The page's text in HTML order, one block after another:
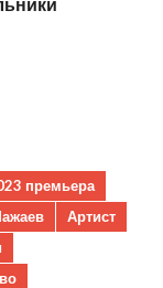
премьера
Артист